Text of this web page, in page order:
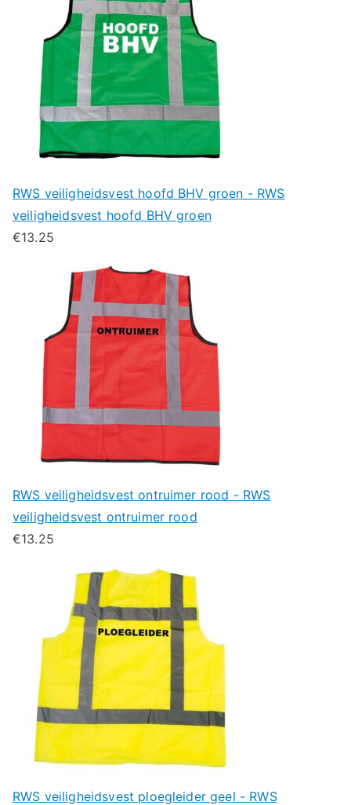
RWS veiligheidsvest hoofd BHV groen - RWS
veiligheidsvest hoofd BHV groen
€13.25
RWS veiligheidsvest ontruimer rood - RWS
veiligheidsvest ontruimer rood
€13.25
RWS veiligheidsvest ploegleider geel - RWS